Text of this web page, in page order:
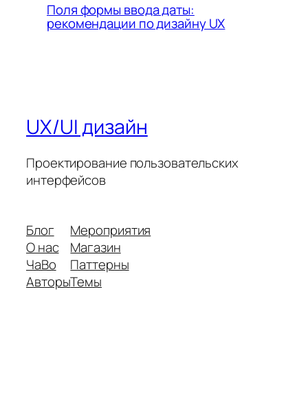
Поля формы ввода даты:
рекомендации по дизайну UX
UX/UI дизайн
Проектирование пользовательских
интерфейсов
Блог
О нас
ЧаВо
Авторы
Мероприятия
Магазин
Паттерны
Темы